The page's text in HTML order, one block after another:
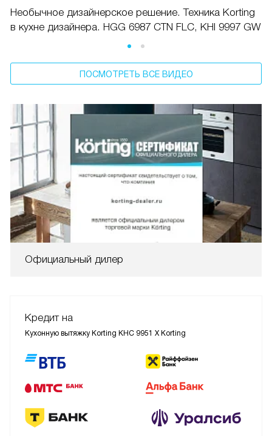
Необычное дизайнерское решение. Техника Korting
в кухне дизайнера. HGG 6987 CTN FLC, KHI 9997 GW
ПОСМОТРЕТЬ ВСЕ ВИДЕО
Официальный дилер
Кредит на
Кухонную вытяжку Korting KHC 9951 X Korting